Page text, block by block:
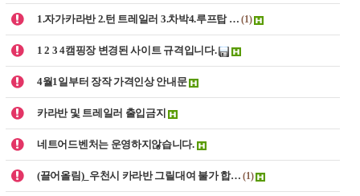
1.자가카라반 2.턴 트레일러 3.차박4.루프탑 … (1)
1 2 3 4캠핑장 변경된 사이트 규격입니다.
4월1일부터 장작 가격인상 안내문
카라반 및 트레일러 출입금지
네트어드벤처는 운영하지않습니다.
(끌어올림)_우천시 카라반 그릴대여 불가 합… (1)